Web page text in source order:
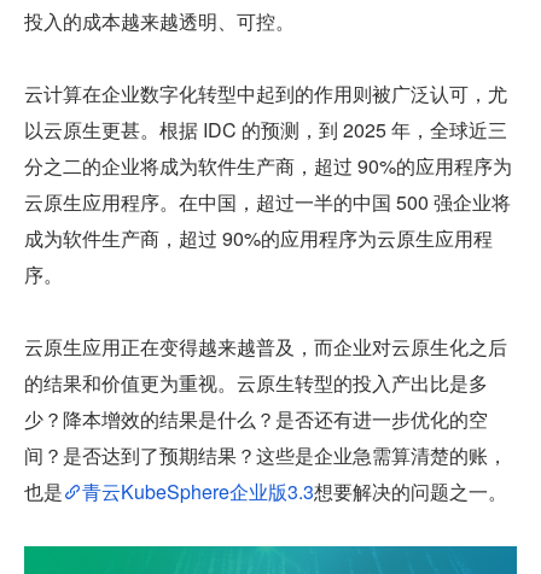
投入的成本越来越透明、可控。
云计算在企业数字化转型中起到的作用则被广泛认可，尤
以云原生更甚。根据 IDC 的预测，到 2025 年，全球近三
分之二的企业将成为软件生产商，超过 90%的应用程序为
云原生应用程序。在中国，超过一半的中国 500 强企业将
成为软件生产商，超过 90%的应用程序为云原生应用程
序。
云原生应用正在变得越来越普及，而企业对云原生化之后
的结果和价值更为重视。云原生转型的投入产出比是多
少？降本增效的结果是什么？是否还有进一步优化的空
间？是否达到了预期结果？这些是企业急需算清楚的账，
也是
青云KubeSphere企业版3.3想要解决的问题之一。